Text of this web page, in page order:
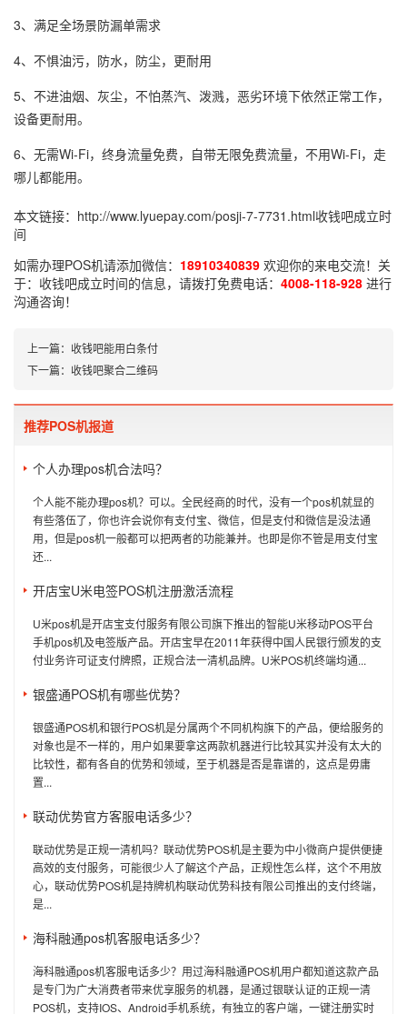
3、满足全场景防漏单需求
4、不惧油污，防水，防尘，更耐用
5、不进油烟、灰尘，不怕蒸汽、泼溅，恶劣环境下依然正常工作，
设备更耐用。
6、无需Wi-Fi，终身流量免费，自带无限免费流量，不用Wi-Fi，走
哪儿都能用。
本文链接： http://www.lyuepay.com/posji-7-7731.html收钱吧成立时
间
如需办理POS机请添加微信： 18910340839 欢迎你的来电交流！关
于： 收钱吧成立时间的信息，请拨打免费电话： 4008-118-928 进行
沟通咨询！
上一篇： 收钱吧能用白条付
下一篇： 收钱吧聚合二维码
推荐POS机报道
个人办理pos机合法吗？
个人能不能办理pos机？可以。全民经商的时代，没有一个pos机就显的
有些落伍了，你也许会说你有支付宝、微信，但是支付和微信是没法通
用，但是pos机一般都可以把两者的功能兼并。也即是你不管是用支付宝
还...
开店宝U米电签POS机注册激活流程
U米pos机是开店宝支付服务有限公司旗下推出的智能U米移动POS平台
手机pos机及电签版产品。开店宝早在2011年获得中国人民银行颁发的支
付业务许可证支付牌照，正规合法一清机品牌。U米POS机终端均通...
银盛通POS机有哪些优势？
银盛通POS机和银行POS机是分属两个不同机构旗下的产品，便给服务的
对象也是不一样的，用户如果要拿这两款机器进行比较其实并没有太大的
比较性，都有各自的优势和领域，至于机器是否是靠谱的，这点是毋庸
置...
联动优势官方客服电话多少？
联动优势是正规一清机吗？联动优势POS机是主要为中小微商户提供便捷
高效的支付服务，可能很少人了解这个产品，正规性怎么样，这个不用放
心，联动优势POS机是持牌机构联动优势科技有限公司推出的支付终端，
是...
海科融通pos机客服电话多少？
海科融通pos机客服电话多少？用过海科融通POS机用户都知道这款产品
是专门为广大消费者带来优享服务的机器，是通过银联认证的正规一清
POS机，支持IOS、Android手机系统，有独立的客户端，一键注册实时